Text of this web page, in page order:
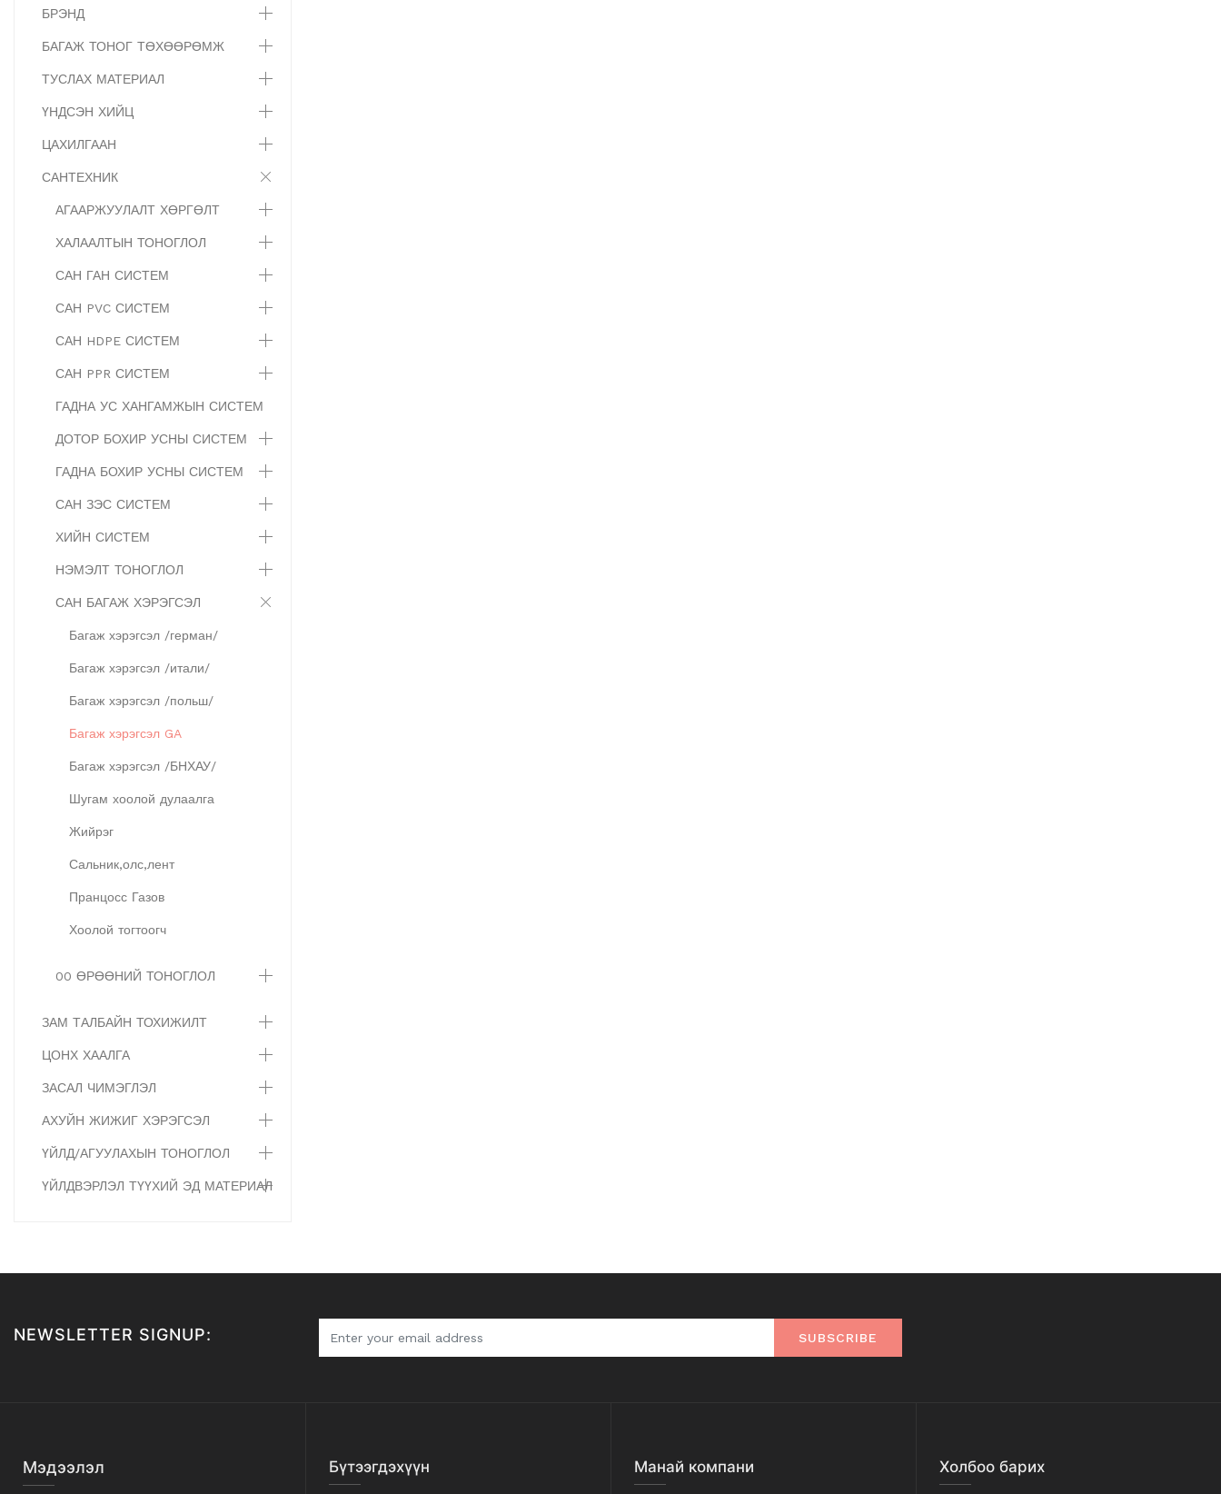
БРЭНД
БАГАЖ ТОНОГ ТӨХӨӨРӨМЖ
ТУСЛАХ МАТЕРИАЛ
ҮНДСЭН ХИЙЦ
ЦАХИЛГААН
САНТЕХНИК
АГААРЖУУЛАЛТ ХӨРГӨЛТ
ХАЛААЛТЫН ТОНОГЛОЛ
САН ГАН СИСТЕМ
САН PVC СИСТЕМ
САН HDPE СИСТЕМ
САН PPR СИСТЕМ
ГАДНА УС ХАНГАМЖЫН СИСТЕМ
ДОТОР БОХИР УСНЫ СИСТЕМ
ГАДНА БОХИР УСНЫ СИСТЕМ
САН ЗЭС СИСТЕМ
ХИЙН СИСТЕМ
НЭМЭЛТ ТОНОГЛОЛ
САН БАГАЖ ХЭРЭГСЭЛ
Багаж хэрэгсэл /герман/
Багаж хэрэгсэл /итали/
Багаж хэрэгсэл /польш/
Багаж хэрэгсэл GA
Багаж хэрэгсэл /БНХАУ/
Шугам хоолой дулаалга
Жийрэг
Сальник,олс,лент
Пранцосс Газов
Хоолой тогтоогч
00 ӨРӨӨНИЙ ТОНОГЛОЛ
ЗАМ ТАЛБАЙН ТОХИЖИЛТ
ЦОНХ ХААЛГА
ЗАСАЛ ЧИМЭГЛЭЛ
АХУЙН ЖИЖИГ ХЭРЭГСЭЛ
ҮЙЛД/АГУУЛАХЫН ТОНОГЛОЛ
ҮЙЛДВЭРЛЭЛ ТҮҮХИЙ ЭД МАТЕРИАЛ
NEWSLETTER SIGNUP: SUBSCRIBE
Мэдээлэл Бүтээгдэхүүн Манай компани Холбоо барих